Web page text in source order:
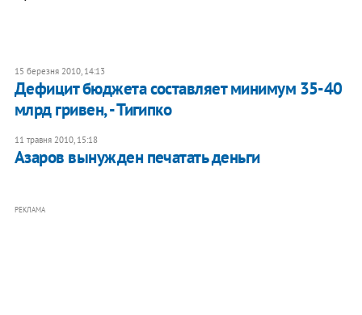
15 березня 2010, 14:13
Дефицит бюджета составляет минимум 35-40
млрд гривен, - Тигипко
11 травня 2010, 15:18
Азаров вынужден печатать деньги
РЕКЛАМА